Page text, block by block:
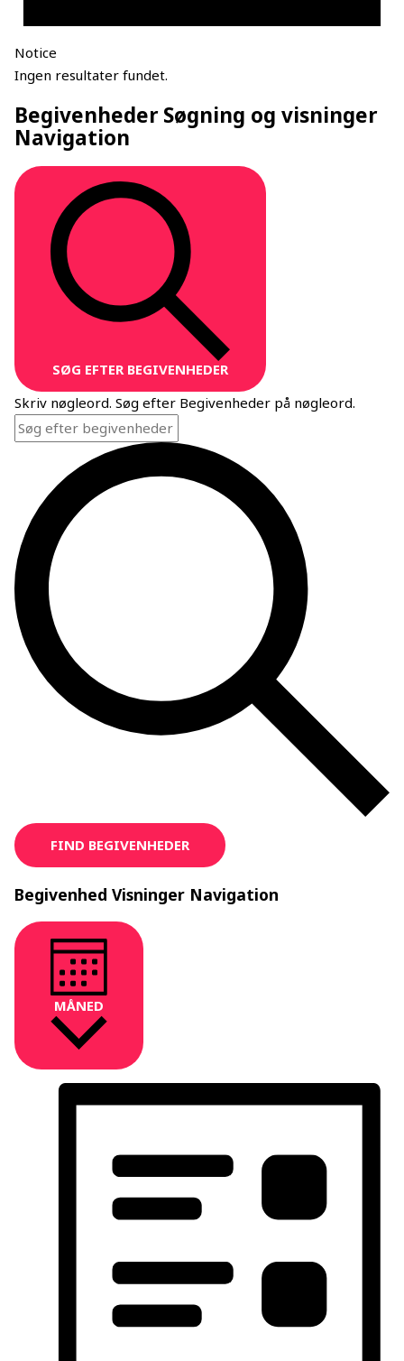
Notice
Ingen resultater fundet.
Begivenheder Søgning og visninger
Navigation
SØG EFTER BEGIVENHEDER
Skriv nøgleord. Søg efter Begivenheder på nøgleord.
FIND BEGIVENHEDER
Begivenhed Visninger Navigation
MÅNED